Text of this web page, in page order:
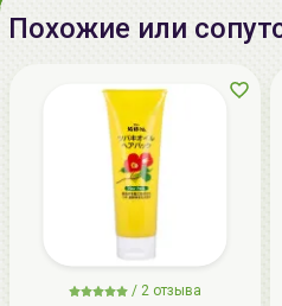
ИП
УНП
220020
136.
Похожие или
/ 2 отзыва